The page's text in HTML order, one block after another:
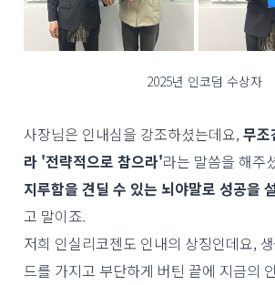
2025년 인코덤 수상자
사장님은 인내심을 강조하셨는데요, 무조
라 '전략적으로 참으라'라는 말씀을 해주
지루함을 견딜 수 있는 뇌야말로 성공을
고 말이죠.
저희 인실리코젠도 인내의 상징인데요,
드를 가지고 부단하게 버틴 끝에 지금의